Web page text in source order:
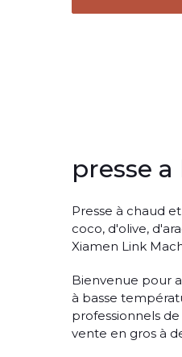
presse
Presse à chaud
coco, d'olive,
Xiamen Link
Bienvenue pour
à basse
professionnels
vente en gros à